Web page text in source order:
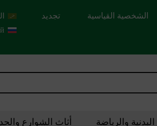
الشخصية القياسية
تجديد
والرياضة أثاث الشوارع